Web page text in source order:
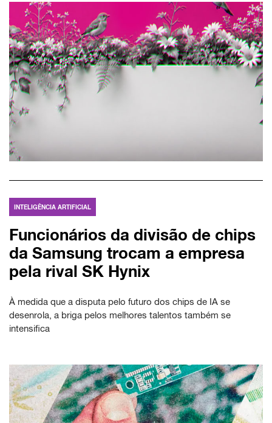
INTELIGÊNCIA ARTIFICIAL
Funcionários da divisão de chips
da Samsung trocam a empresa
pela rival SK Hynix
À medida que a disputa pelo futuro dos chips de IA se
desenrola, a briga pelos melhores talentos também se
intensifica